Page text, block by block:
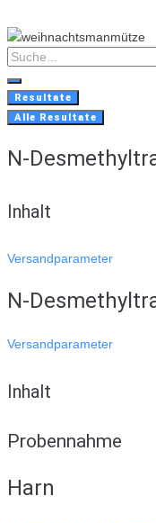
to
content
Search
...
Resultate
Alle Resultate
N-
Inhalt
Versandparameter
N-
Versandparameter
Inhalt
Probennahme
Harn